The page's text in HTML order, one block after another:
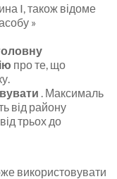
I, також відоме
»
про те, що
. Максималь
від району
трьох до
використовувати